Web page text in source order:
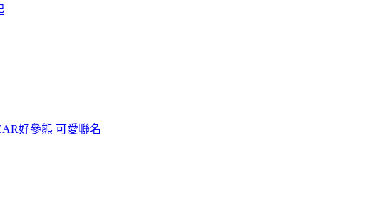
好參熊 可愛聯名